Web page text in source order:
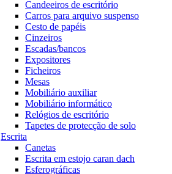
Candeeiros de escritório
Carros para arquivo suspenso
Cesto de papéis
Cinzeiros
Escadas/bancos
Expositores
Ficheiros
Mesas
Mobiliário auxiliar
Mobiliário informático
Relógios de escritório
Tapetes de protecção de solo
Escrita
Canetas
Escrita em estojo caran dach
Esferográficas